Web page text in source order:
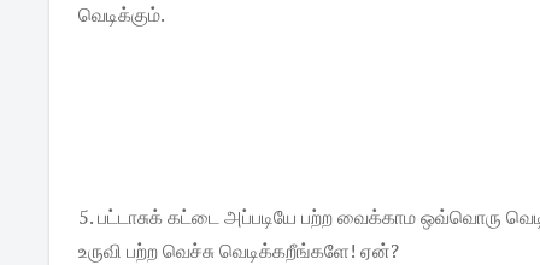
வெடிக்கும்.
5. பட்டாசுக் கட்டை அப்படியே பற்ற வைக்காம ஒவ்வொரு
உருவி பற்ற வெச்சு வெடிக்கறீங்களே! ஏன்?